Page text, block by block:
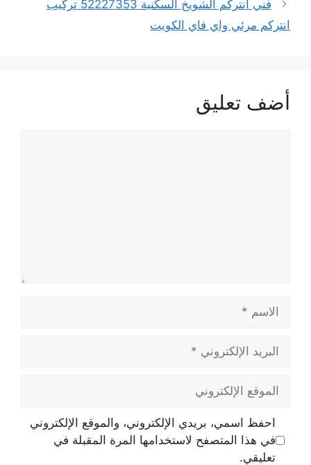
فني انتركم الشويخ السكنية 52227353 تركيب
انتركم مرئي واي فاي الكويت
أضف تعليق
الإلكتروني
الإلكتروني
احفظ اسمي، بريدي الإلكتروني، والموقع الإلكتروني
في هذا المتصفح لاستخدامها المرة المقبلة في
تعليقي.